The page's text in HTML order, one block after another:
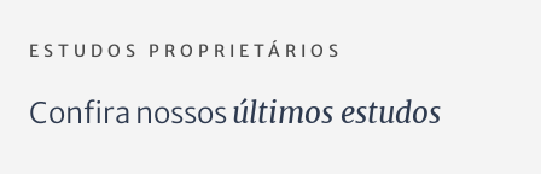
ESTUDOS PROPRIETÁRIOS
Confira nossosúltimos estudos